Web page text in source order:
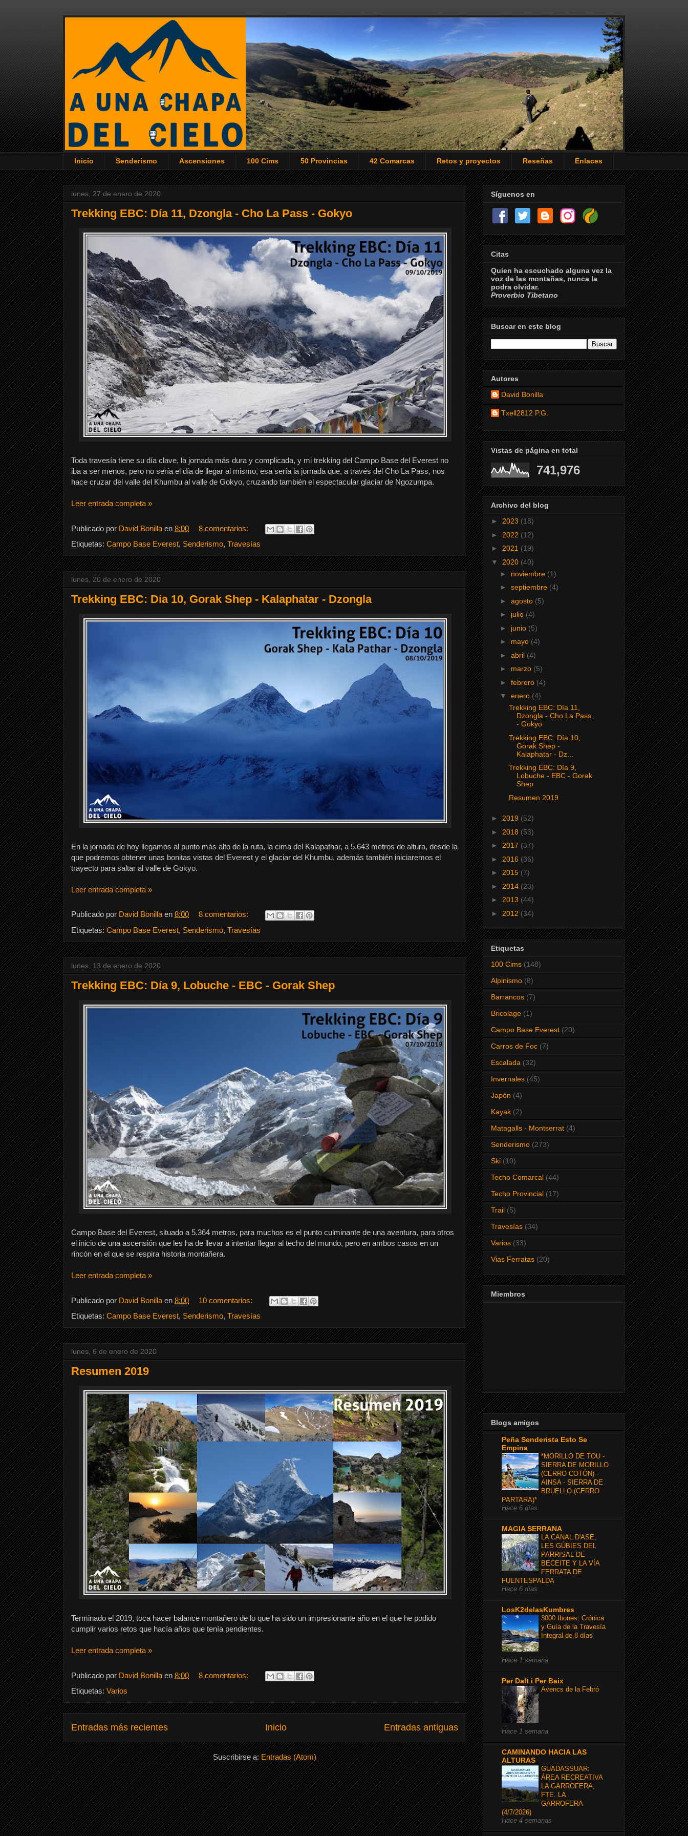
Inicio Senderismo Ascensiones 100 Cims 50 Provincias 42 Comarcas Retos y proyectos Reseñas Enlaces
lunes, 27 de enero de 2020
Trekking EBC: Día 11, Dzongla - Cho La Pass - Gokyo
Toda travesía tiene su día clave, la jornada más dura y complicada, y mi trekking del Campo Base del Everest no
iba a ser menos, pero no sería el día de llegar al mismo, esa sería la jornada que, a través del Cho La Pass, nos
hace cruzar del valle del Khumbu al valle de Gokyo, cruzando también el espectacular glaciar de Ngozumpa.
Leer entrada completa »
Publicado por David Bonilla en 8:00
8 comentarios:
Etiquetas: Campo Base Everest, Senderismo, Travesías
lunes, 20 de enero de 2020
Trekking EBC: Día 10, Gorak Shep - Kalaphatar - Dzongla
En la jornada de hoy llegamos al punto más alto de la ruta, la cima del Kalapathar, a 5.643 metros de altura, desde la
que podremos obtener unas bonitas vistas del Everest y el glaciar del Khumbu, además también iniciaremos el
trayecto para saltar al valle de Gokyo.
Leer entrada completa »
Publicado por David Bonilla en 8:00
8 comentarios:
Etiquetas: Campo Base Everest, Senderismo, Travesías
lunes, 13 de enero de 2020
Trekking EBC: Día 9, Lobuche - EBC - Gorak Shep
Campo Base del Everest, situado a 5.364 metros, para muchos es el punto culminante de una aventura, para otros
el inicio de una ascensión que les ha de llevar a intentar llegar al techo del mundo, pero en ambos casos en un
rincón en el que se respira historia montañera.
Leer entrada completa »
Publicado por David Bonilla en 8:00
10 comentarios:
Etiquetas: Campo Base Everest, Senderismo, Travesías
lunes, 6 de enero de 2020
Resumen 2019
Terminado el 2019, toca hacer balance montañero de lo que ha sido un impresionante año en el que he podido
cumplir varios retos que hacía años que tenía pendientes.
Leer entrada completa »
Publicado por David Bonilla en 8:00
8 comentarios:
Etiquetas: Varios
Entradas más recientes Entradas antiguas
Inicio
Suscribirse a:Entradas (Atom)
Síguenos en
Citas
Quien ha escuchado alguna vez la
voz de las montañas, nunca la
podra olvidar.
Proverbio Tibetano
Buscar en este blog
Autores
David Bonilla
Txell2812 P.G.
Vistas de página en total
741,976
Archivo del blog
► 2023 (18)
► 2022 (12)
► 2021 (19)
▼ 2020 (40)
► noviembre (1)
► septiembre (4)
► agosto (5)
► julio (4)
► junio (5)
► mayo (4)
► abril (4)
► marzo (5)
► febrero (4)
▼ enero (4)
Trekking EBC: Día 11,
Dzongla - Cho La Pass
- Gokyo
Trekking EBC: Día 10,
Gorak Shep -
Kalaphatar - Dz...
Trekking EBC: Día 9,
Lobuche - EBC - Gorak
Shep
Resumen 2019
► 2019 (52)
► 2018 (53)
► 2017 (37)
► 2016 (36)
► 2015 (7)
► 2014 (23)
► 2013 (44)
► 2012 (34)
Etiquetas
100 Cims (148)
Alpinismo (8)
Barrancos (7)
Bricolage (1)
Campo Base Everest (20)
Carros de Foc (7)
Escalada (32)
Invernales (45)
Japón (4)
Kayak (2)
Matagalls - Montserrat (4)
Senderismo (273)
Ski (10)
Techo Comarcal (44)
Techo Provincial (17)
Trail (5)
Travesías (34)
Varios (33)
Vias Ferratas (20)
Miembros
Blogs amigos
Peña Senderista Esto Se
Empina
*MORILLO DE TOU -
SIERRA DE MORILLO
(CERRO COTÓN) -
AINSA - SIERRA DE
BRUELLO (CERRO
PARTARA)*
Hace 6 días
MAGIA SERRANA
LA CANAL D'ASE,
LES GÚBIES DEL
PARRISAL DE
BECEITE Y LA VÍA
FERRATA DE
FUENTESPALDA
Hace 6 días
LosK2delasKumbres
3000 Ibones: Crónica
y Guía de la Travesía
Integral de 8 días
Hace 1 semana
Per Dalt i Per Baix
Avencs de la Febró
Hace 1 semana
CAMINANDO HACIA LAS
ALTURAS
GUADASSUAR:
ÁREA RECREATIVA
LA GARROFERA,
FTE. LA
GARROFERA
(4/7/2026)
Hace 4 semanas